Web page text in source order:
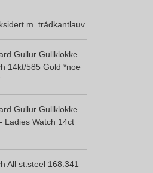
m. trådkantlauv
Gullur Gullklokke
14kt/585 Gold *noe
Gullur Gullklokke
Ladies Watch 14ct
All st.steel 168.341